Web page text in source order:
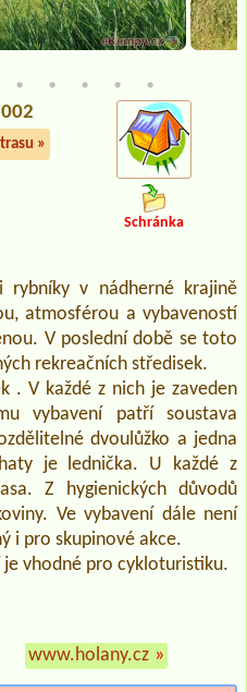
»
Schránka
rybníky v nádherné krajině
atmosférou a vybaveností
V poslední době se toto
rekreačních středisek.
. V každé z nich je zaveden
vybavení patří soustava
dvoulůžko a jedna
je lednička. U každé z
Z hygienických důvodů
Ve vybavení dále není
i pro skupinové akce.
vhodné pro cykloturistiku.
www.holany.cz »